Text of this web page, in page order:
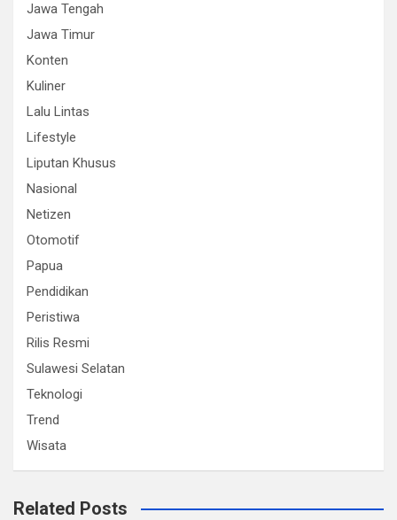
Jawa Tengah
Jawa Timur
Konten
Kuliner
Lalu Lintas
Lifestyle
Liputan Khusus
Nasional
Netizen
Otomotif
Papua
Pendidikan
Peristiwa
Rilis Resmi
Sulawesi Selatan
Teknologi
Trend
Wisata
Related Posts